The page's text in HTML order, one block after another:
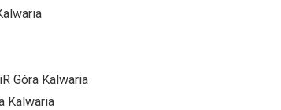
Góra Kalwaria
Kalwaria